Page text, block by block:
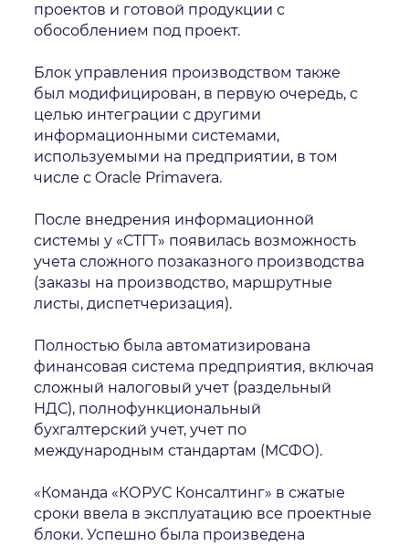
проектов и готовой продукции с
обособлением под проект.
Блок управления производством также
был модифицирован, в первую очередь, с
целью интеграции с другими
информационными системами,
используемыми на предприятии, в том
числе с Oracle Primavera.
После внедрения информационной
системы у «СТГТ» появилась возможность
учета сложного позаказного производства
(заказы на производство, маршрутные
листы, диспетчеризация).
Полностью была автоматизирована
финансовая система предприятия, включая
сложный налоговый учет (раздельный
НДС), полнофункциональный
бухгалтерский учет, учет по
международным стандартам (МСФО).
«Команда «КОРУС Консалтинг» в сжатые
сроки ввела в эксплуатацию все проектные
блоки. Успешно была произведена